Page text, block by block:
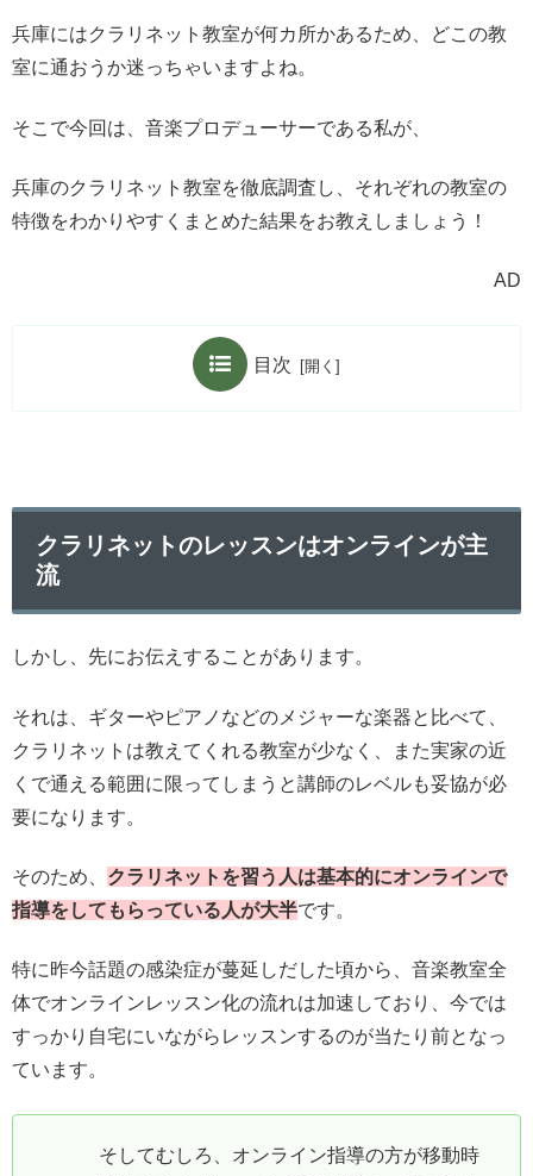
兵庫にはクラリネット教室が何カ所かあるため、どこの教
室に通おうか迷っちゃいますよね。
そこで今回は、音楽プロデューサーである私が、
兵庫のクラリネット教室を徹底調査し、それぞれの教室の
特徴をわかりやすくまとめた結果をお教えしましょう！
AD
目次
クラリネットのレッスンはオンラインが主
流
しかし、先にお伝えすることがあります。
それは、ギターやピアノなどのメジャーな楽器と比べて、
クラリネットは教えてくれる教室が少なく、また実家の近
くで通える範囲に限ってしまうと講師のレベルも妥協が必
要になります。
そのため、 クラリネットを習う人は基本的にオンラインで
指導をしてもらっている人が大半です。
特に昨今話題の感染症が蔓延しだした頃から、音楽教室全
体でオンラインレッスン化の流れは加速しており、今では
すっかり自宅にいながらレッスンするのが当たり前となっ
ています。
そしてむしろ、オンライン指導の方が移動時